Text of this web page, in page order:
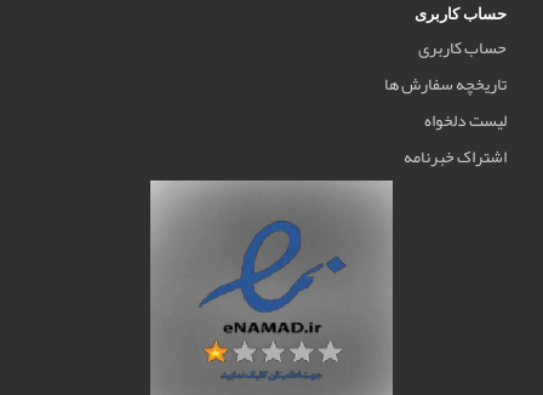
حساب کاربری
حساب کاربری
تاریخچه سفارش ها
لیست دلخواه
اشتراک خبرنامه